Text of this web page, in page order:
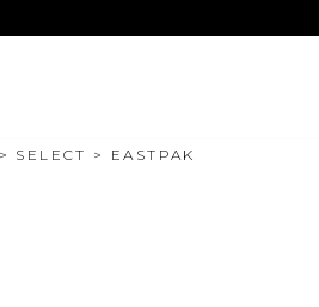
SELECT EASTPAK